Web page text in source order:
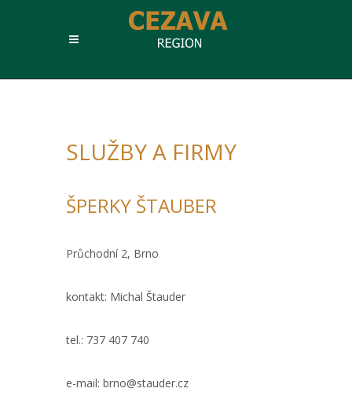
SLUŽBY A FIRMY
ŠPERKY ŠTAUBER
Průchodní 2, Brno
kontakt: Michal Štauder
tel.: 737 407 740
e-mail: brno@stauder.cz